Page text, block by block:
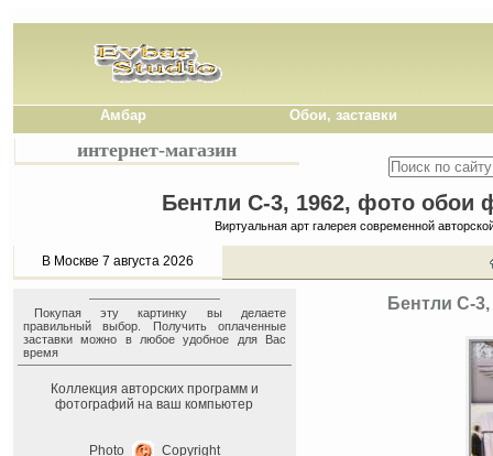
Амбар Обои, заставки
интернет-магазин
Бентли С-3, 1962, фото обои
Виртуальная арт галерея современной
В Москве 7 августа 2026
Покупая эту картинку вы делаете
правильный выбор. Получить оплаченные
заставки можно в любое удобное для Вас
время
Коллекция авторских программ и
фотографий на ваш компьютер
Photo
Copyright
Бентли С-